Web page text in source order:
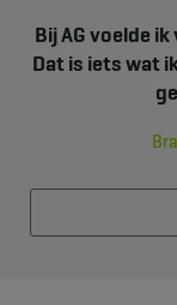
Bij AG voelde
Dat is iets wat